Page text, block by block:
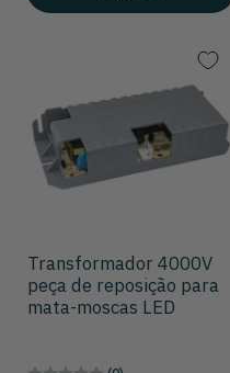
Transformador 4000V
peça de reposição para
mata-moscas LED